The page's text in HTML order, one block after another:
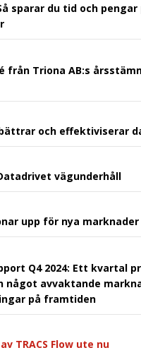
sparar du tid och
från Triona AB:s
och effektiviserar
vägunderhåll
upp för nya marknader
Q4 2024: Ett kvartal
något avvaktande
på framtiden
TRACS Flow ute nu